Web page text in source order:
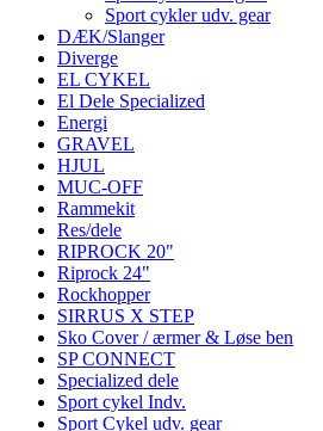
Sport cykler udv. gear
DÆK/Slanger
Diverge
EL CYKEL
El Dele Specialized
Energi
GRAVEL
HJUL
MUC-OFF
Rammekit
Res/dele
RIPROCK 20"
Riprock 24"
Rockhopper
SIRRUS X STEP
Sko Cover / ærmer & Løse ben
SP CONNECT
Specialized dele
Sport cykel Indv.
Sport Cykel udv. gear